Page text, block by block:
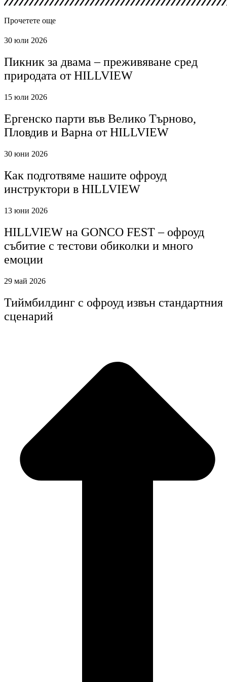
Прочетете още
30 юли 2026
Пикник за двама – преживяване сред
природата от HILLVIEW
15 юли 2026
Ергенско парти във Велико Търново,
Пловдив и Варна от HILLVIEW
30 юни 2026
Как подготвяме нашите офроуд
инструктори в HILLVIEW
13 юни 2026
HILLVIEW на GONCO FEST – офроуд
събитие с тестови обиколки и много
емоции
29 май 2026
Тиймбилдинг с офроуд извън стандартния
сценарий